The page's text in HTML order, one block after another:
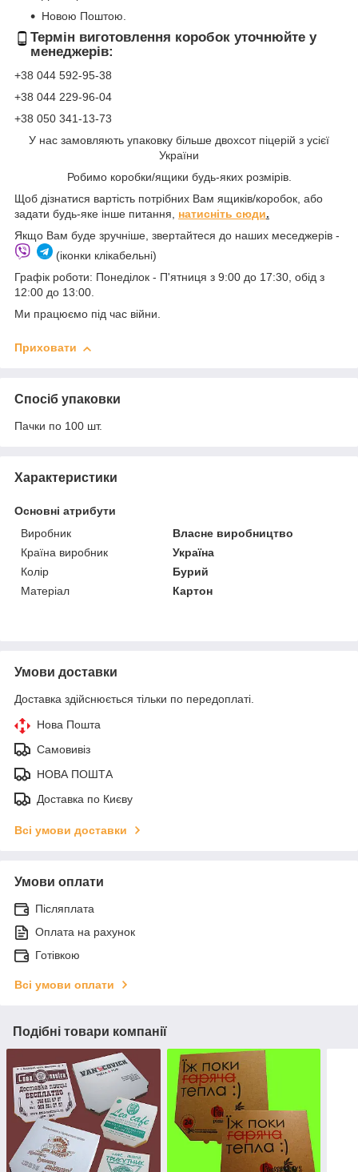
Новою Поштою.
Термін виготовлення коробок уточнюйте у
менеджерів:
+38 044 592-95-38
+38 044 229-96-04
+38 050 341-13-73
У нас замовляють упаковку більше двохсот піцерій з усієї
України
Робимо коробки/ящики будь-яких розмірів.
Щоб дізнатися вартість потрібних Вам ящиків/коробок, або
задати будь-яке інше питання, натисніть сюди.
Якщо Вам буде зручніше, звертайтеся до наших меседжерів -
(іконки клікабельні)
Графік роботи: Понеділок - П'ятниця з 9:00 до 17:30, обід з
12:00 до 13:00.
Ми працюємо під час війни.
Приховати
Спосіб упаковки
Пачки по 100 шт.
Характеристики
Основні атрибути
Виробник
Власне виробництво
Країна виробник
Україна
Колір
Бурий
Матеріал
Картон
Умови доставки
Доставка здійснюється тільки по передоплаті.
Нова Пошта
Самовивіз
НОВА ПОШТА
Доставка по Києву
Всі умови доставки
Умови оплати
Післяплата
Оплата на рахунок
Готівкою
Всі умови оплати
Подібні товари компанії